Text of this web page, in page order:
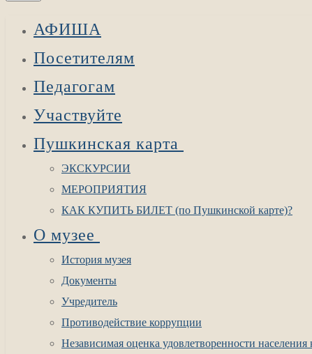
АФИША
Посетителям
Педагогам
Участвуйте
Пушкинская карта
ЭКСКУРСИИ
МЕРОПРИЯТИЯ
КАК КУПИТЬ БИЛЕТ (по Пушкинской карте)?
О музее
История музея
Документы
Учредитель
Противодействие коррупции
Независимая оценка удовлетворенности населения